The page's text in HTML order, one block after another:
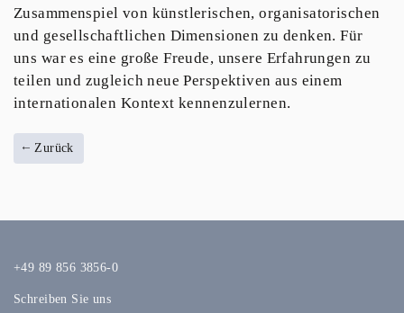
Zusammenspiel von künstlerischen, organisatorischen
und gesellschaftlichen Dimensionen zu denken. Für
uns war es eine große Freude, unsere Erfahrungen zu
teilen und zugleich neue Perspektiven aus einem
internationalen Kontext kennenzulernen.
Zurück
+49 89 856 3856-0
Schreiben Sie uns